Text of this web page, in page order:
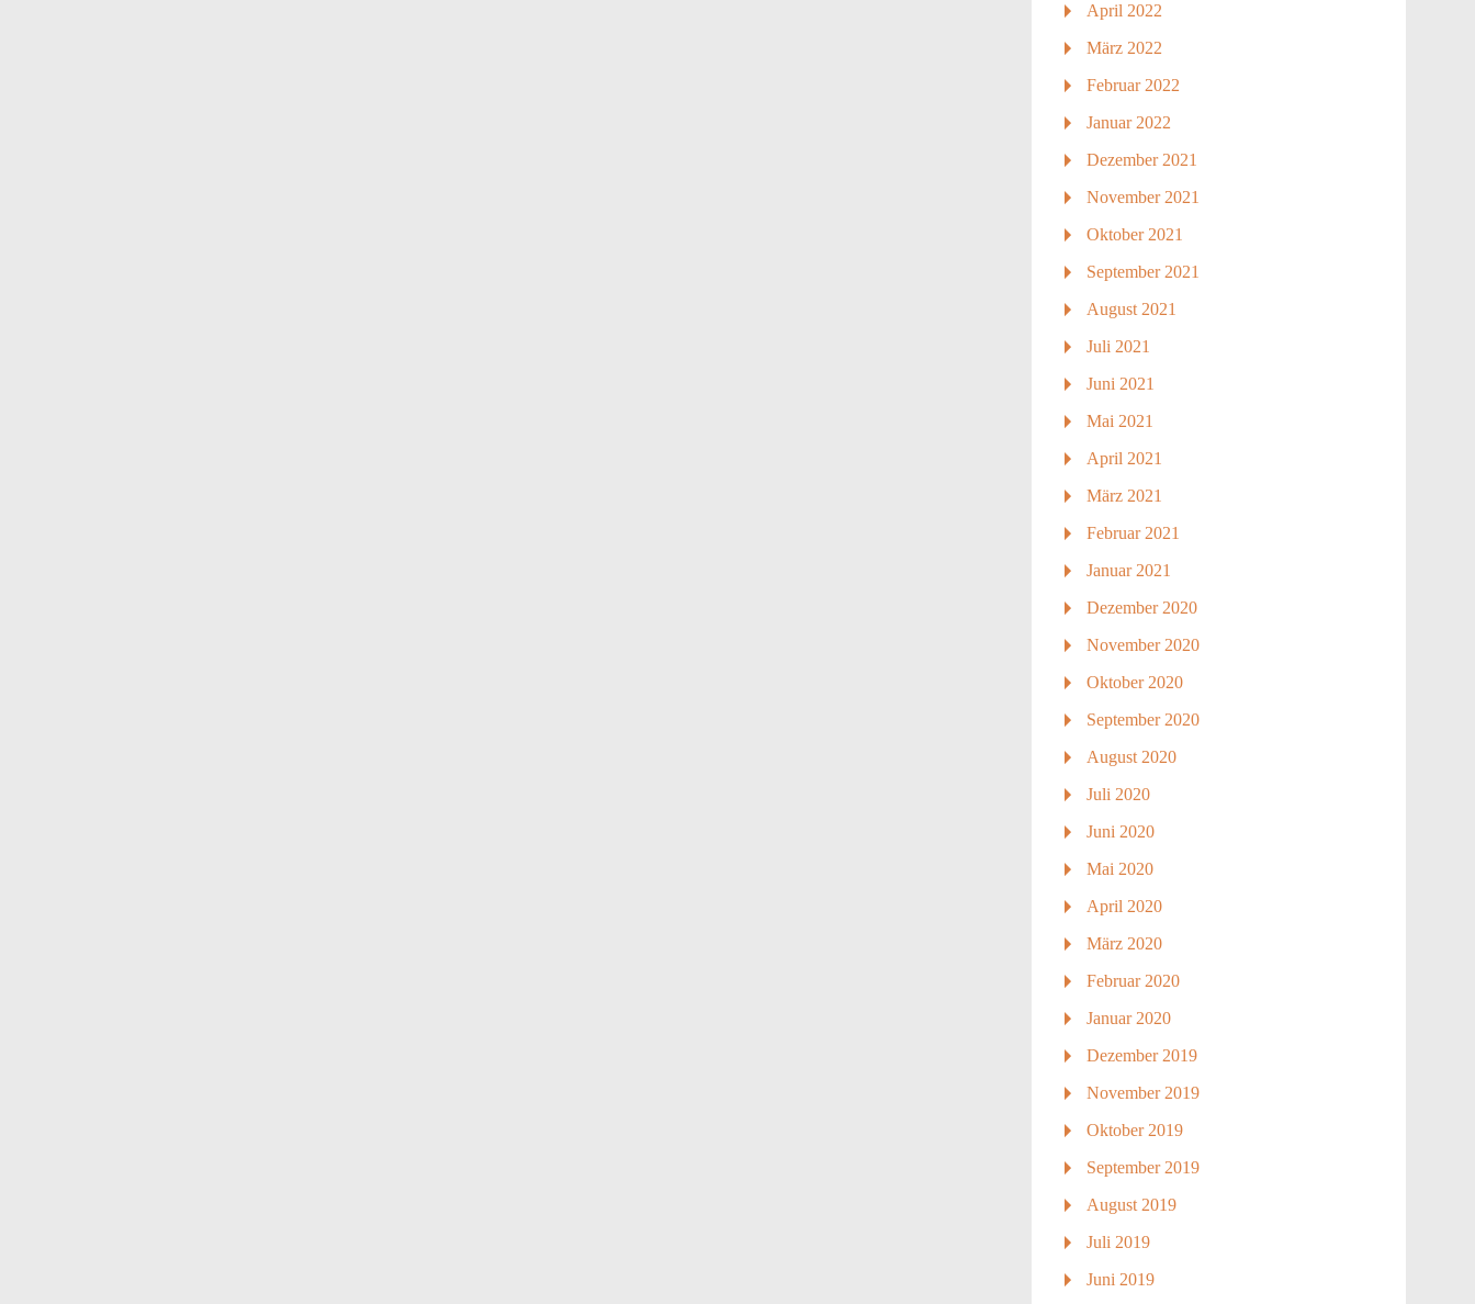
April 2022
März 2022
Februar 2022
Januar 2022
Dezember 2021
November 2021
Oktober 2021
September 2021
August 2021
Juli 2021
Juni 2021
Mai 2021
April 2021
März 2021
Februar 2021
Januar 2021
Dezember 2020
November 2020
Oktober 2020
September 2020
August 2020
Juli 2020
Juni 2020
Mai 2020
April 2020
März 2020
Februar 2020
Januar 2020
Dezember 2019
November 2019
Oktober 2019
September 2019
August 2019
Juli 2019
Juni 2019